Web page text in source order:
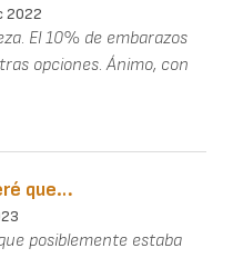
2022
El 10% de embarazos
opciones. Ánimo, con
que…
posiblemente estaba